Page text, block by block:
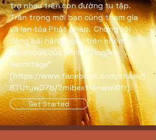
trợ nhau trên con đường tu tập.
Trân trọng mời bạn cùng tham gia
và lan tỏa Phật pháp. Chúng tôi
đăng bài hàng ngày trên nhóm
Facebook của mình: "Jingjieh
Hermitage"
(https://www.facebook.com/share/1
8TUtywD7b/?mibextid=wwXIfr).
Get Started